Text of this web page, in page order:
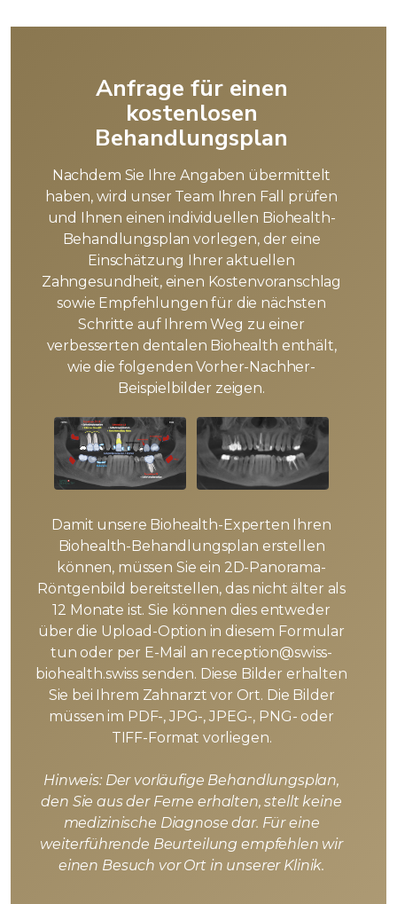
Anfrage für einen
kostenlosen
Behandlungsplan
Nachdem Sie Ihre Angaben übermittelt
haben, wird unser Team Ihren Fall prüfen
und Ihnen einen individuellen Biohealth-
Behandlungsplan vorlegen, der eine
Einschätzung Ihrer aktuellen
Zahngesundheit, einen Kostenvoranschlag
sowie Empfehlungen für die nächsten
Schritte auf Ihrem Weg zu einer
verbesserten dentalen Biohealth enthält,
wie die folgenden Vorher-Nachher-
Beispielbilder zeigen.
Damit unsere Biohealth-Experten Ihren
Biohealth-Behandlungsplan erstellen
können, müssen Sie ein 2D-Panorama-
Röntgenbild bereitstellen, das nicht älter als
12 Monate ist. Sie können dies entweder
über die Upload-Option in diesem Formular
tun oder per E-Mail an reception@swiss-
biohealth.swiss senden. Diese Bilder erhalten
Sie bei Ihrem Zahnarzt vor Ort. Die Bilder
müssen im PDF-, JPG-, JPEG-, PNG- oder
TIFF-Format vorliegen.
Hinweis: Der vorläufige Behandlungsplan,
den Sie aus der Ferne erhalten, stellt keine
medizinische Diagnose dar. Für eine
weiterführende Beurteilung empfehlen wir
einen Besuch vor Ort in unserer Klinik.